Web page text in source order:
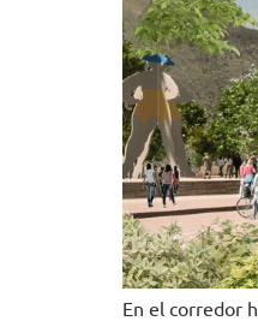
En el corredor